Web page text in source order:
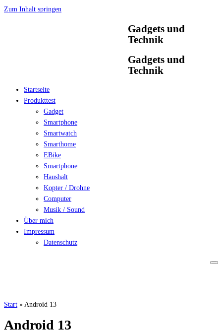
Zum Inhalt springen
Gadgets und
Technik
Gadgets und
Technik
Startseite
Produkttest
Gadget
Smartphone
Smartwatch
Smarthome
EBike
Smartphone
Haushalt
Kopter / Drohne
Computer
Musik / Sound
Über mich
Impressum
Datenschutz
Start » Android 13
Android 13